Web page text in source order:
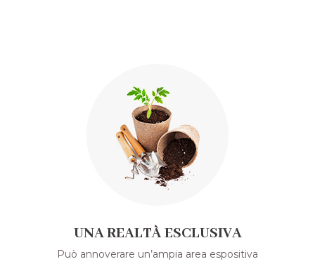
UNA REALTÀ ESCLUSIVA
Può annoverare un’ampia area espositiva